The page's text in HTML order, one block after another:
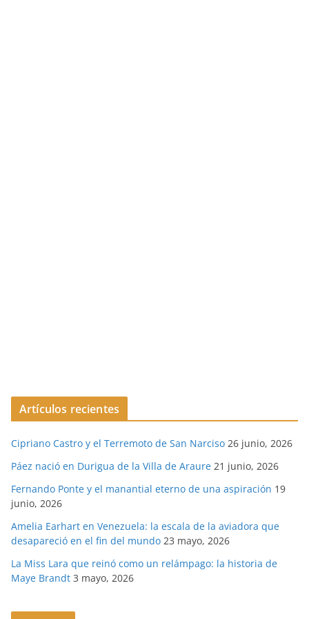
Artículos recientes
Cipriano Castro y el Terremoto de San Narciso 26 junio, 2026
Páez nació en Durigua de la Villa de Araure 21 junio, 2026
Fernando Ponte y el manantial eterno de una aspiración 19
junio, 2026
Amelia Earhart en Venezuela: la escala de la aviadora que
desapareció en el fin del mundo 23 mayo, 2026
La Miss Lara que reinó como un relámpago: la historia de
Maye Brandt 3 mayo, 2026